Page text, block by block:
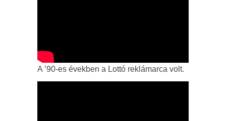
A ’90-es években a Lottó reklámarca volt.